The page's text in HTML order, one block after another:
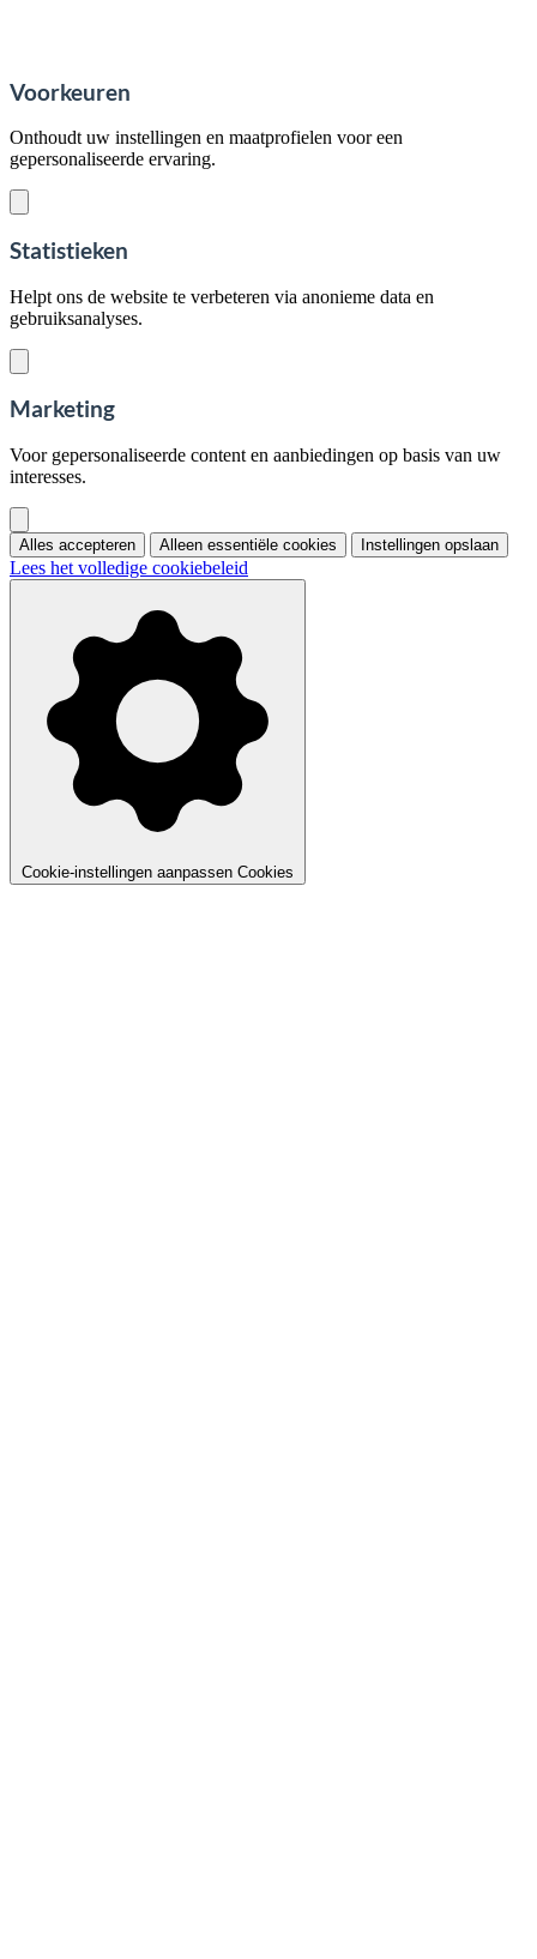
Voorkeuren
Onthoudt uw instellingen en maatprofielen voor een
gepersonaliseerde ervaring.
Statistieken
Helpt ons de website te verbeteren via anonieme data en
gebruiksanalyses.
Marketing
Voor gepersonaliseerde content en aanbiedingen op basis van uw
interesses.
Alles accepteren Alleen essentiële cookies Instellingen opslaan
Lees het volledige cookiebeleid
Cookie-instellingen aanpassen Cookies